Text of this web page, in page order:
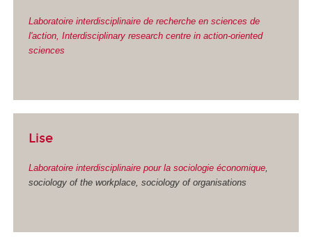
Laboratoire interdisciplinaire de recherche en sciences de
l'action, Interdisciplinary research centre in action-oriented
sciences
Lise
Laboratoire interdisciplinaire pour la sociologie économique
sociology of the workplace, sociology of organisations